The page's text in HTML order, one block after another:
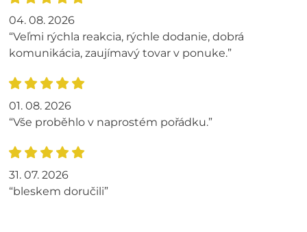
04. 08. 2026
“Veľmi rýchla reakcia, rýchle dodanie, dobrá
komunikácia, zaujímavý tovar v ponuke.”
01. 08. 2026
“Vše proběhlo v naprostém pořádku.”
31. 07. 2026
“bleskem doručili”